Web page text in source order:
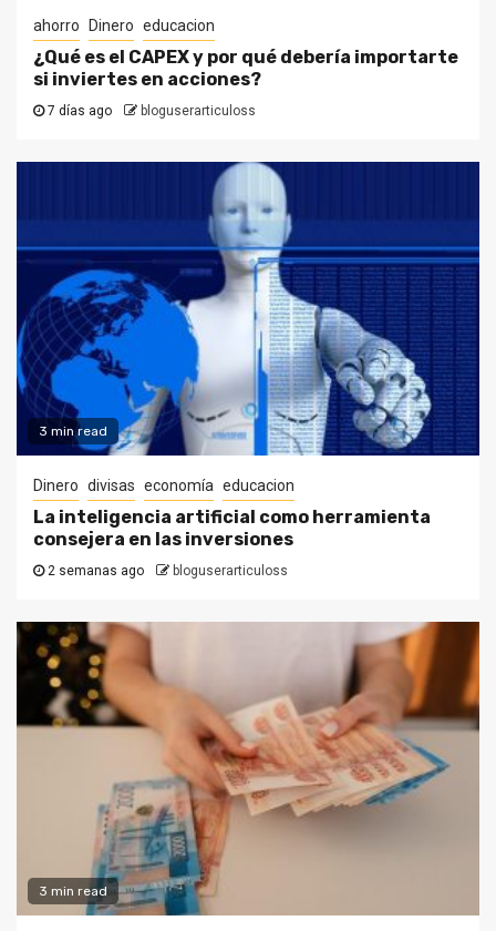
ahorro Dinero educacion
¿Qué es el CAPEX y por qué debería importarte
si inviertes en acciones?
7 días ago bloguserarticuloss
3 min read
Dinero divisas economía educacion
La inteligencia artificial como herramienta
consejera en las inversiones
2 semanas ago bloguserarticuloss
3 min read